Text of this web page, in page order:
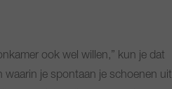
ook wel willen,” kun je dat
waarin je spontaan je schoenen uit